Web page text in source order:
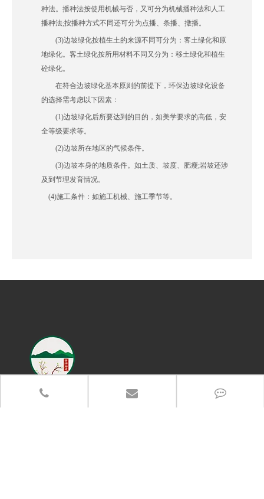
种法。播种法按使用机械与否，又可分为机械播种法和人工
播种法;按播种方式不同还可分为点播、条播、撒播。
(3)边坡绿化按植生土的来源不同可分为：客土绿化和原
地绿化。客土绿化按所用材料不同又分为：移土绿化和植生
砼绿化。
在符合边坡绿化基本原则的前提下，环保边坡绿化设备
的选择需考虑以下因素：
(1)边坡绿化后所要达到的目的，如美学要求的高低，安
全等级要求等。
(2)边坡所在地区的气候条件。
(3)边坡本身的地质条件。如土质、坡度、肥瘦;岩坡还涉
及到节理发育情况。
(4)施工条件：如施工机械、施工季节等。